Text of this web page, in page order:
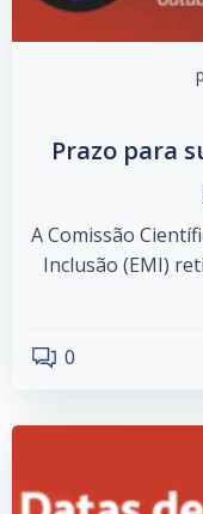
Prazo para
A Comissão
Inclusão (EMI)
0